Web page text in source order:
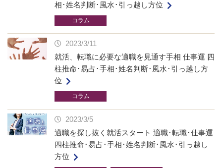
相･姓名判断･風水･引っ越し方位
コラム
2023/3/11
就活、転職に必要な適職を見通す手相 仕事運 四
柱推命･易占･手相･姓名判断･風水･引っ越し方
位
コラム
2023/3/5
適職を探し抜く就活スタート 適職･転職･仕事運
四柱推命･易占･手相･姓名判断･風水･引っ越し
方位